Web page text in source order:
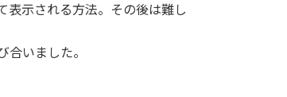
表示される方法。その後は難し
いました。